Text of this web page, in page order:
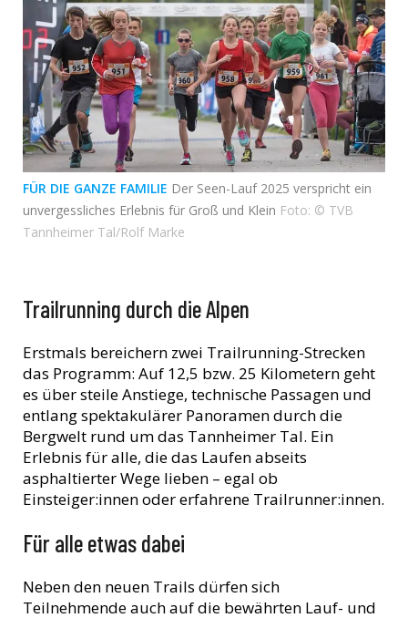
FÜR DIE GANZE FAMILIE Der Seen-Lauf 2025 verspricht ein
unvergessliches Erlebnis für Groß und Klein Foto: © TVB
Tannheimer Tal/Rolf Marke
Trailrunning durch die Alpen
Erstmals bereichern zwei Trailrunning-Strecken
das Programm: Auf 12,5 bzw. 25 Kilometern geht
es über steile Anstiege, technische Passagen und
entlang spektakulärer Panoramen durch die
Bergwelt rund um das Tannheimer Tal. Ein
Erlebnis für alle, die das Laufen abseits
asphaltierter Wege lieben – egal ob
Einsteiger:innen oder erfahrene Trailrunner:innen.
Für alle etwas dabei
Neben den neuen Trails dürfen sich
Teilnehmende auch auf die bewährten Lauf- und